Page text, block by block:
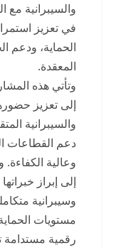
والسيبرانية مع
في تعزيز
الحماية، ودعم
المعقدة.
إلى تعزيز
والسيبرانية
دعم القطاعات
وعالية
إلى إبراز
وسيبرانية
مستويات
رقمية مستدامة